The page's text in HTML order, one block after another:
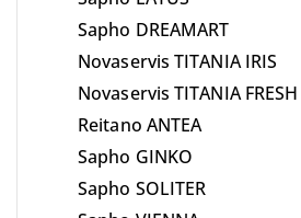
Sapho DREAMART
Novaservis TITANIA IRIS
Novaservis TITANIA FRESH
Reitano ANTEA
Sapho GINKO
Sapho SOLITER